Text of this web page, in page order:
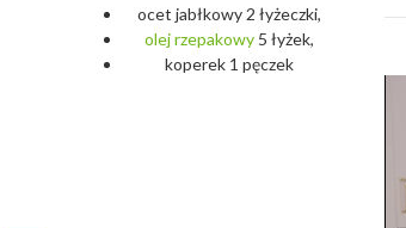
ocet jabłkowy 2 łyżeczki,
olejrzepakowy 5 łyżek,
koperek 1 pęczek